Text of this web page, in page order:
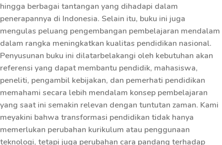
hingga berbagai tantangan yang dihadapi dalam
penerapannya di Indonesia. Selain itu, buku ini juga
mengulas peluang pengembangan pembelajaran mendalam
dalam rangka meningkatkan kualitas pendidikan nasional.
Penyusunan buku ini dilatarbelakangi oleh kebutuhan akan
referensi yang dapat membantu pendidik, mahasiswa,
peneliti, pengambil kebijakan, dan pemerhati pendidikan
memahami secara lebih mendalam konsep pembelajaran
yang saat ini semakin relevan dengan tuntutan zaman. Kami
meyakini bahwa transformasi pendidikan tidak hanya
memerlukan perubahan kurikulum atau penggunaan
teknologi, tetapi juga perubahan cara pandang terhadap